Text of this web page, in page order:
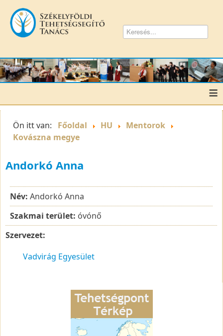
≡
Ön itt van: Főoldal HU
Mentorok
Kovászna megye
Andorkó Anna
Név: Andorkó Anna
Szakmai terület: óvónő
Szervezet:
Vadvirág Egyesület